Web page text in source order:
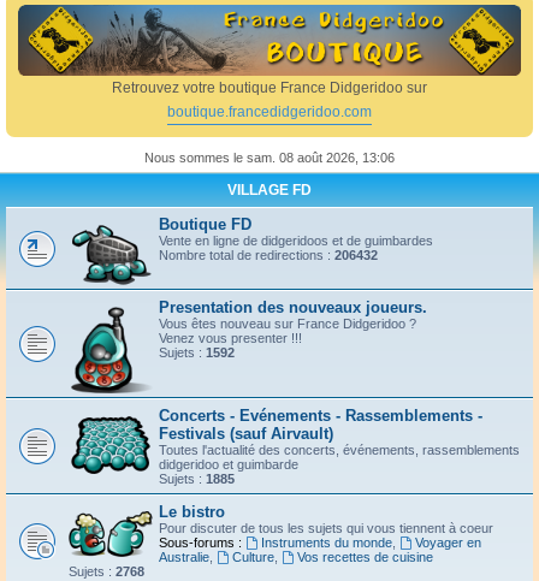
r
Retrouvez votre boutique France Didgeridoo sur
boutique.francedidgeridoo.com
Nous sommes le sam. 08 août 2026, 13:06
VILLAGE FD
Boutique FD
Vente en ligne de didgeridoos et de guimbardes
Nombre total de redirections : 206432
Presentation des nouveaux joueurs.
Vous êtes nouveau sur France Didgeridoo ?
Venez vous presenter !!!
Sujets : 1592
Concerts - Evénements - Rassemblements -
Festivals (sauf Airvault)
Toutes l'actualité des concerts, événements, rassemblements
didgeridoo et guimbarde
Sujets : 1885
Le bistro
Pour discuter de tous les sujets qui vous tiennent à coeur
Sous-forums :
Instruments du monde,
Voyager en
Australie
Culture,
Vos recettes de cuisine
Sujets : 2768